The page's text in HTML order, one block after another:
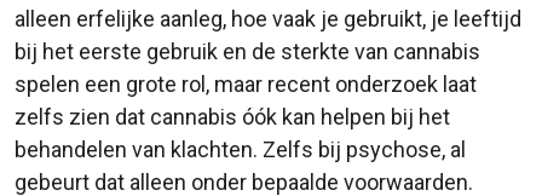
alleen erfelijke aanleg, hoe vaak je gebruikt, je leeftijd
bij het eerste gebruik en de sterkte van cannabis
spelen een grote rol, maar recent onderzoek laat
zelfs zien dat cannabis óók kan helpen bij het
behandelen van klachten. Zelfs bij psychose, al
gebeurt dat alleen onder bepaalde voorwaarden.